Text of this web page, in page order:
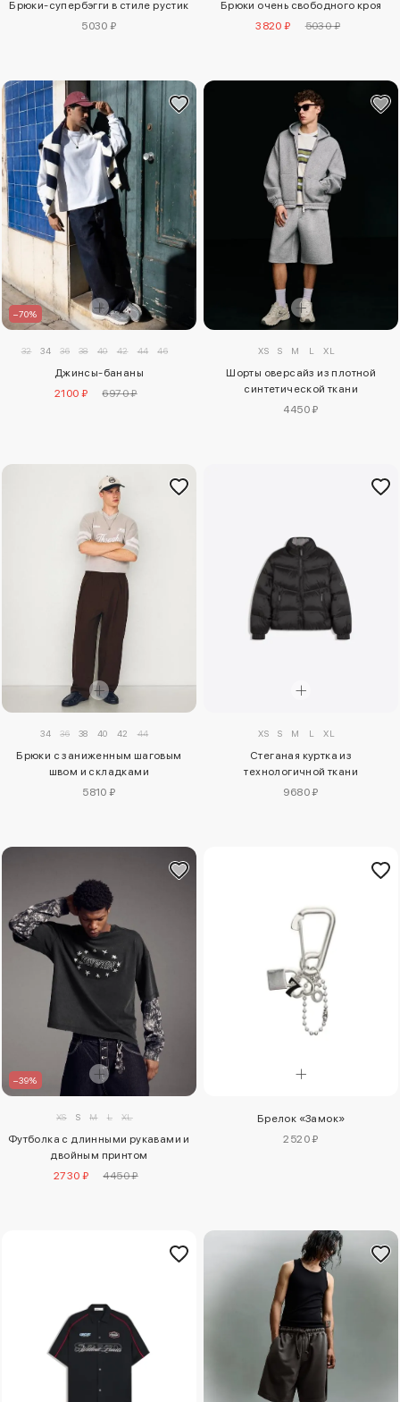
Брюки-супербэгги в стиле рустик
5030 ₽
Брюки очень свободного кроя
3820 ₽
5030 ₽
–70%
32 34 36 38 40 42 44 46
Джинсы-бананы
2100 ₽
6970 ₽
XS S M L XL
Шорты оверсайз из плотной
синтетической ткани
4450 ₽
34 36 38 40 42 44
Брюки с заниженным шаговым
швом и складками
5810 ₽
XS S M L XL
Стеганая куртка из
технологичной ткани
9680 ₽
–39%
XS S M L XL
Футболка с длинными рукавами и
двойным принтом
2730 ₽
4450 ₽
Брелок «Замок»
2520 ₽